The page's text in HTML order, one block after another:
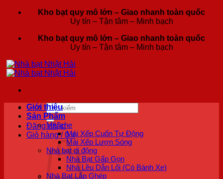
dung
Kho bạt quy mô lớn – Giao nhanh toàn quốc
Uy tín – Tận tâm – Minh bạch
Kho bạt quy mô lớn – Giao nhanh toàn quốc
Uy tín – Tận tâm – Minh bạch
Tìm
kiếm:
Đăng nhập
Giỏ hàng /0₫
Giới thiệu
Sản Phẩm
Mái che
Mái Xếp Cuốn Tự Động
Mái Xếp Lượn Sóng
Nhà bạt di động
Nhà Bạt Gấp Gọn
Nhà Lều Dẫn Lối (Có Bánh Xe)
Nhà Bạt Lắp Ghép